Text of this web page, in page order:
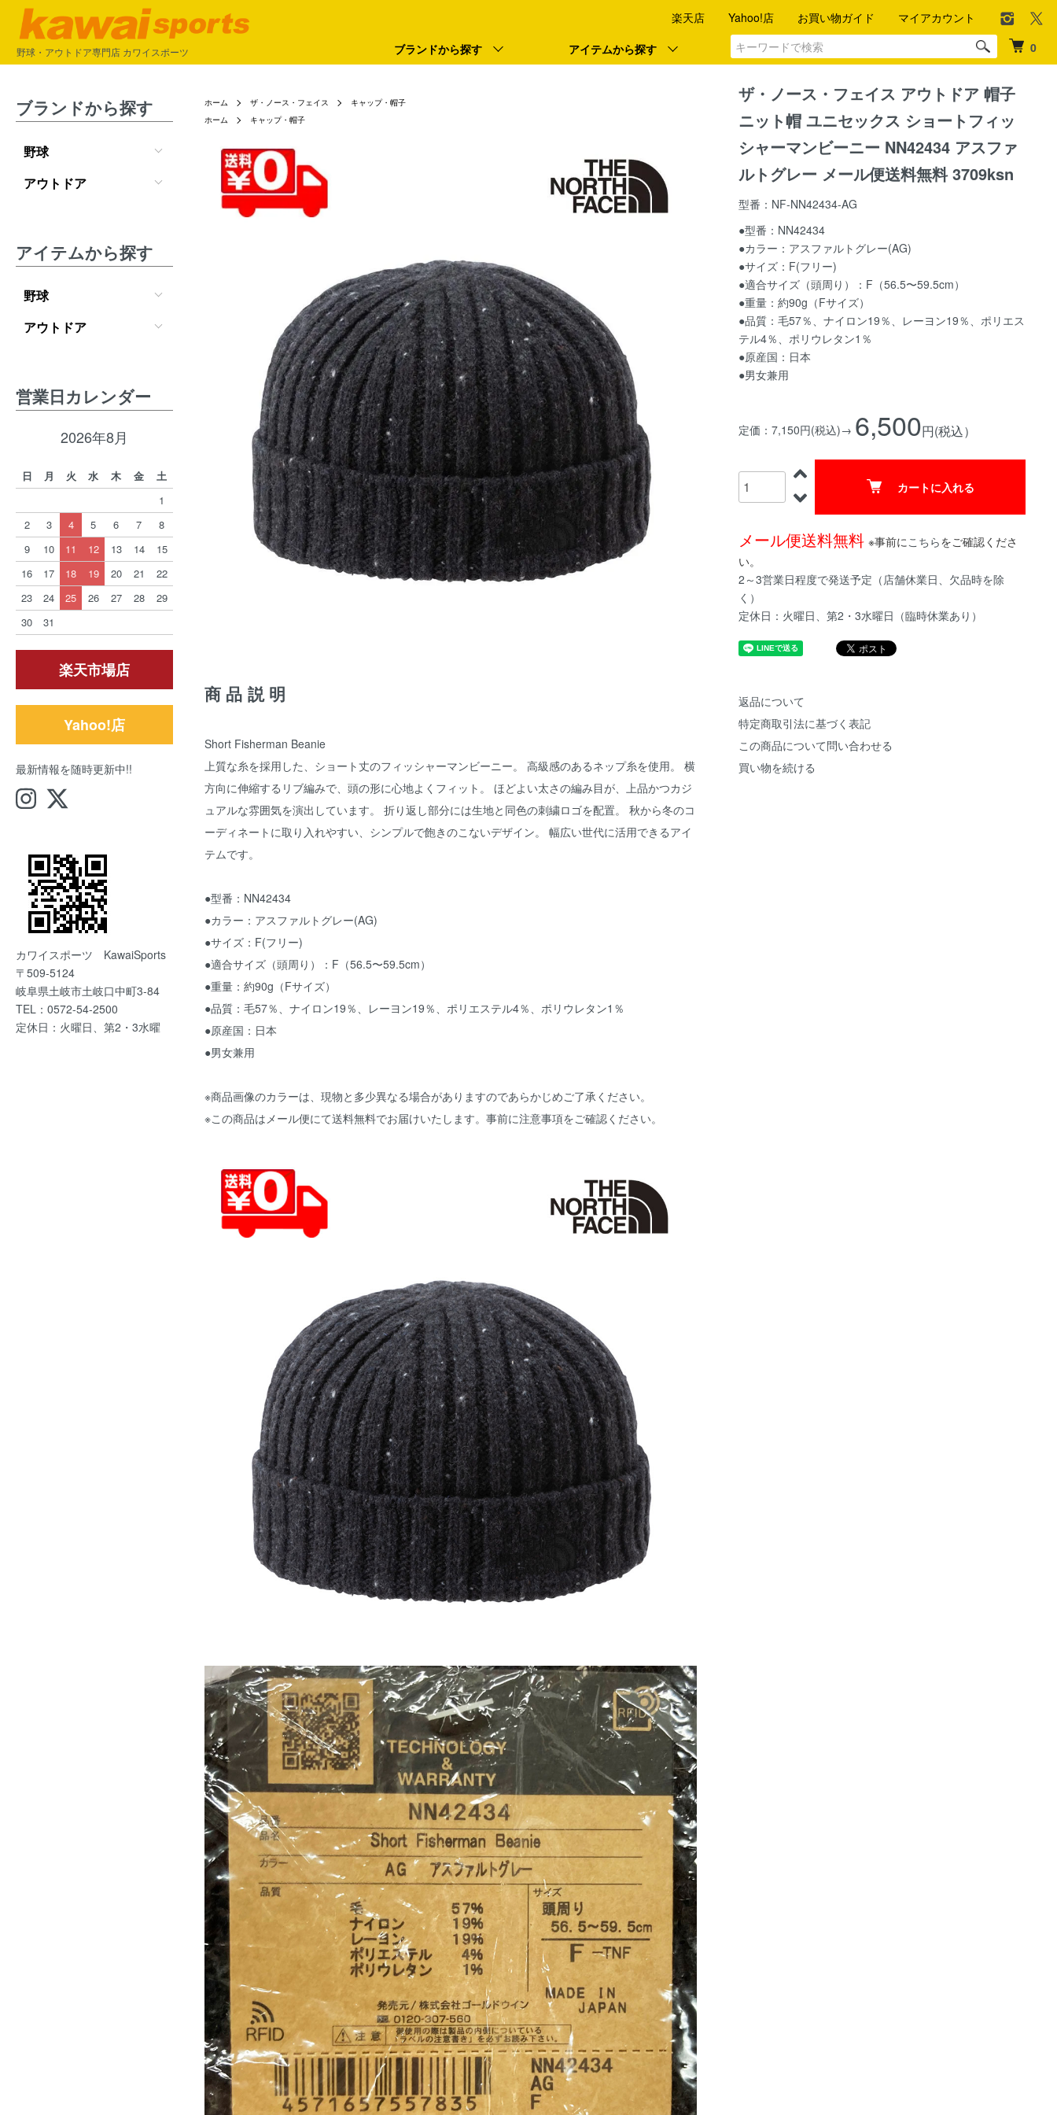
野球・アウトドア専門店 カワイスポーツ 0
ブランドから探す アイテムから探す
楽天店 Yahoo!店 お買い物ガイド マイアカウント
ブランドから探す
野球
アウトドア
アイテムから探す
野球
アウトドア
営業日カレンダー
2026年8月
日 月 火 水 木 金
土
1
2
3 4 5 6 7
8
9
10 11 12 13 14
15
16
17 18 19 20 21
22
23
24 25 26 27 28
29
30
31
楽天市場店
Yahoo!店
最新情報を随時更新中!!
カワイスポーツ KawaiSports
〒509-5124
岐阜県土岐市土岐口中町3-84
TEL：0572-54-2500
定休日：火曜日、第2・3水曜
ホーム ザ・ノース・フェイス
キャップ・帽子
ホーム
キャップ・帽子
商品説明
Short Fisherman Beanie
上質な糸を採用した、ショート丈のフィッシャーマンビーニー。 高級感のあるネップ糸を使用。 横
方向に伸縮するリブ編みで、頭の形に心地よくフィット。 ほどよい太さの編み目が、上品かつカジ
ュアルな雰囲気を演出しています。 折り返し部分には生地と同色の刺繍ロゴを配置。 秋から冬のコ
ーディネートに取り入れやすい、シンプルで飽きのこないデザイン。 幅広い世代に活用できるアイ
テムです。
●型番：NN42434
●カラー：アスファルトグレー(AG)
●サイズ：F(フリー)
●適合サイズ（頭周り）：F（56.5〜59.5cm）
●重量：約90g（Fサイズ）
●品質：毛57％、ナイロン19％、レーヨン19％、ポリエステル4％、ポリウレタン1％
●原産国：日本
●男女兼用
※商品画像のカラーは、現物と多少異なる場合がありますのであらかじめご了承ください。
※この商品はメール便にて送料無料でお届けいたします。事前に注意事項をご確認ください。
ザ・ノース・フェイス アウトドア 帽子
ニット帽 ユニセックス ショートフィッ
シャーマンビーニー NN42434 アスファ
ルトグレー メール便送料無料 3709ksn
型番：NF-NN42434-AG
●型番：NN42434
●カラー：アスファルトグレー(AG)
●サイズ：F(フリー)
●適合サイズ（頭周り）：F（56.5〜59.5cm）
●重量：約90g（Fサイズ）
●品質：毛57％、ナイロン19％、レーヨン19％、ポリエス
テル4％、ポリウレタン1％
●原産国：日本
●男女兼用
定価：7,150円(税込)→ 6,500円(税込）
カートに入れる
メール便送料無料 ※事前にこちらをご確認くださ
い。
2～3営業日程度で発送予定（店舗休業日、欠品時を除
く）
定休日：火曜日、第2・3水曜日（臨時休業あり）
返品について
特定商取引法に基づく表記
この商品について問い合わせる
買い物を続ける